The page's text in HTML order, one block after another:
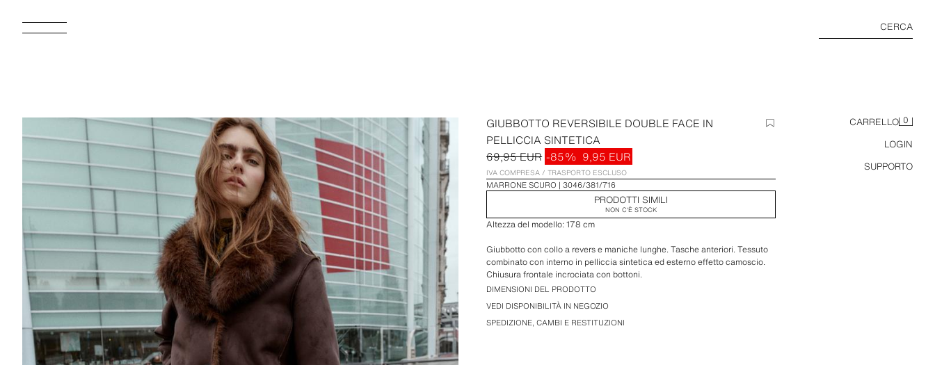
CERCA
CARRELLO 0
LOGIN
SUPPORTO
GIUBBOTTO REVERSIBILE DOUBLE FACE IN
PELLICCIA SINTETICA
69,95 EUR -85% 9,95 EUR
IVA COMPRESA / TRASPORTO ESCLUSO
MARRONE SCURO 3046/381/716
PRODOTTI SIMILI
NON C'È STOCK
Altezza del modello: 178 cm
Giubbotto con collo a revers e maniche lunghe. Tasche anteriori. Tessuto
combinato con interno in pelliccia sintetica ed esterno effetto camoscio.
Chiusura frontale incrociata con bottoni.
DIMENSIONI DEL PRODOTTO
VEDI DISPONIBILITÀ IN NEGOZIO
SPEDIZIONE, CAMBI E RESTITUZIONI